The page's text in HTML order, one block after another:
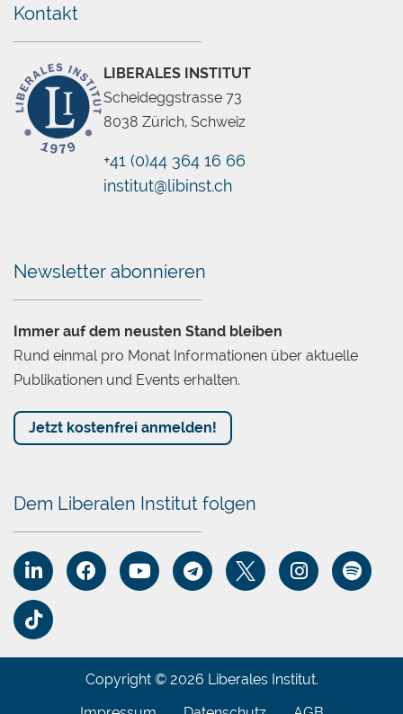
Chatbot
Kontakt
LIBERALES INSTITUT
Scheideggstrasse 73
8038 Zürich, Schweiz
+41 (0)44 364 16 66
institut@libinst.ch
Newsletter abonnieren
Immer auf dem neusten Stand bleiben
Rund einmal pro Monat Informationen über aktuelle
Publikationen und Events erhalten.
Jetzt kostenfrei anmelden!
Dem Liberalen Institut folgen
Copyright © 2026 Liberales Institut.